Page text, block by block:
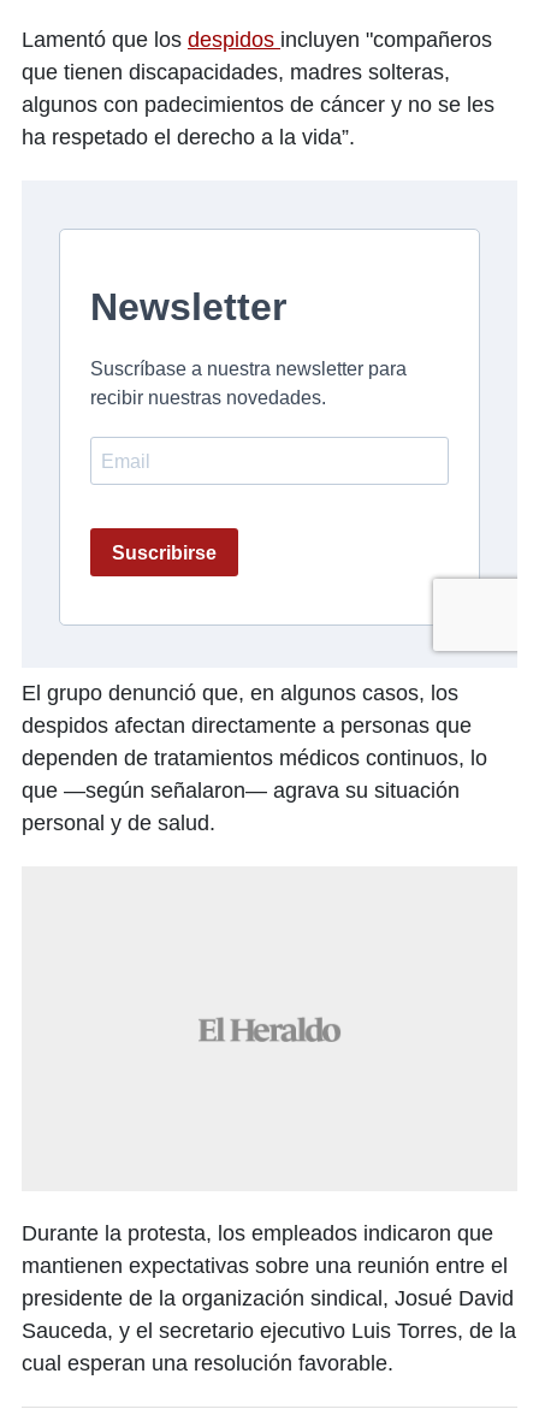
Lamentó que los despidos incluyen "compañeros
que tienen discapacidades, madres solteras,
algunos con padecimientos de cáncer y no se les
ha respetado el derecho a la vida”.
El grupo denunció que, en algunos casos, los
despidos afectan directamente a personas que
dependen de tratamientos médicos continuos, lo
que —según señalaron— agrava su situación
personal y de salud.
Durante la protesta, los empleados indicaron que
mantienen expectativas sobre una reunión entre el
presidente de la organización sindical, Josué David
Sauceda, y el secretario ejecutivo Luis Torres, de la
cual esperan una resolución favorable.